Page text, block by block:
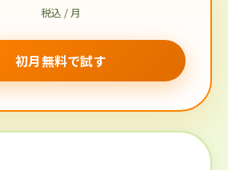
税込 / 月
初月無料で試す